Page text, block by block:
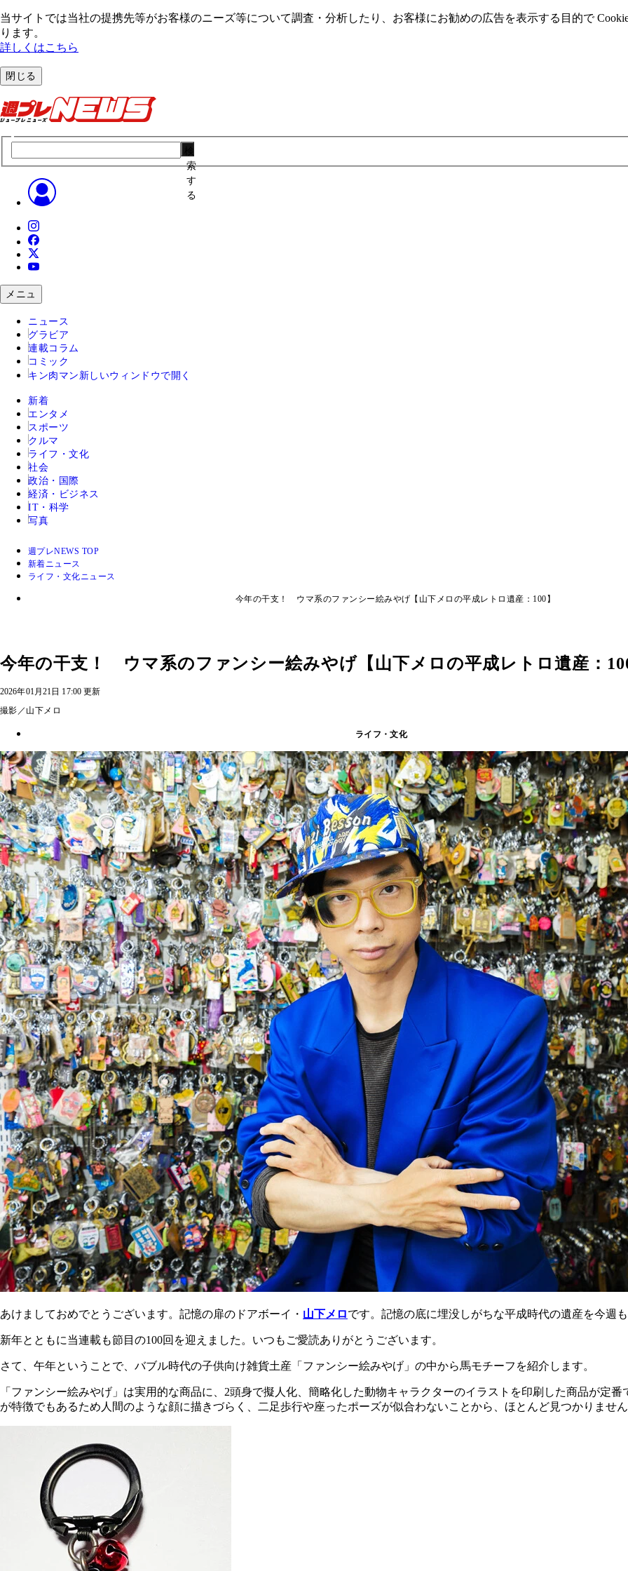
当サイトでは当社の提携先等がお客様のニーズ等について調査・分析したり、お客様にお勧めの広告を表⽰する⽬的で
ります。
詳しくはこちら
閉じる
索
す
る
メニュ
ニュース
グラビア
連載コラム
コミック
キン肉マン 新しいウィンドウで開く
新着
エンタメ
スポーツ
クルマ
ライフ・文化
社会
政治・国際
経済・ビジネス
IT・科学
写真
週プレNEWS TOP
新着ニュース
ライフ・文化ニュース
今年の干支！ ウマ系のファンシー絵みやげ【山下メロの平成レトロ遺産：100】
今年の干支！ ウマ系のファンシー絵みやげ【山下メロの平成レトロ遺産：
2026年01月21日 17:00 更新
撮影／山下メロ
ライフ・文化
あけましておめでとうございます。記憶の扉のドアボーイ・ 山下メロです。記憶の底に埋没しがちな平成時代の遺産を今週
新年とともに当連載も節目の100回を迎えました。いつもご愛読ありがとうございます。
さて、午年ということで、バブル時代の子供向け雑貨土産「ファンシー絵みやげ」の中から馬モチーフを紹介します。
「ファンシー絵みやげ」は実用的な商品に、2頭身で擬人化、簡略化した動物キャラクターのイラストを印刷した商品が定
が特徴でもあるため人間のような顔に描きづらく、二足歩行や座ったポーズが似合わないことから、ほとんど見つかりませ